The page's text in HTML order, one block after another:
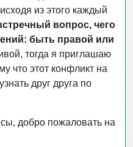
из этого каждый
вопрос, чего
быть правой или
тогда я приглашаю
что этот конфликт на
друг друга по
добро пожаловать на